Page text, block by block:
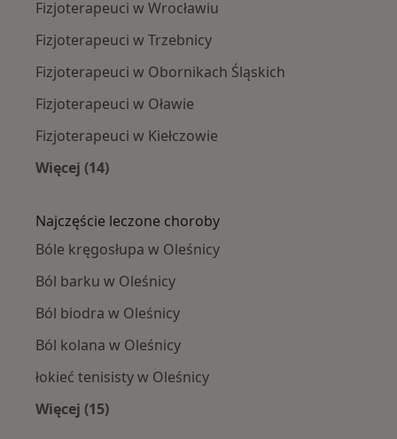
Fizjoterapeuci w Wrocławiu
Fizjoterapeuci w Trzebnicy
Fizjoterapeuci w Obornikach Śląskich
Fizjoterapeuci w Oławie
Fizjoterapeuci w Kiełczowie
Więcej (14)
Najczęście leczone choroby
Bóle kręgosłupa w Oleśnicy
Ból barku w Oleśnicy
Ból biodra w Oleśnicy
Ból kolana w Oleśnicy
łokieć tenisisty w Oleśnicy
Więcej (15)